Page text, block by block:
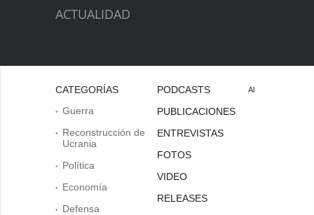
ACTUALIDAD
CATEGORÍAS
Guerra
Reconstrucción de
Ucrania
Política
Economía
Defensa
PODCASTS
PUBLICACIONES
ENTREVISTAS
FOTOS
VIDEO
RELEASES
Al